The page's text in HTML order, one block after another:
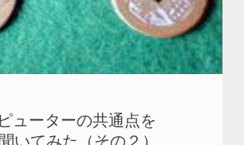
ューターの共通点を
いてみた（その２）